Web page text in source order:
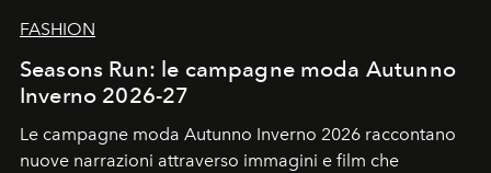
FASHION
Seasons Run: le campagne moda Autunno
Inverno 2026-27
Le campagne moda Autunno Inverno 2026 raccontano
nuove narrazioni attraverso immagini e film che